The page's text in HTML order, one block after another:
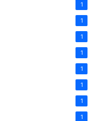
1
1
1
1
1
1
1
1